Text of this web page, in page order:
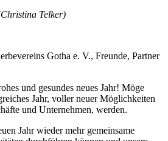
Telker)
Gotha e. V., Freunde, Partner
und gesundes neues Jahr! Möge
Jahr, voller neuer Möglichkeiten
und Unternehmen, werden.
Jahr wieder mehr gemeinsame